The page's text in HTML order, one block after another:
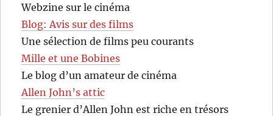
Webzine sur le cinéma
Blog: Avis sur des films
Une sélection de films peu courants
Mille et une Bobines
Le blog d’un amateur de cinéma
Allen John’s attic
Le grenier d’Allen John est riche en trésors